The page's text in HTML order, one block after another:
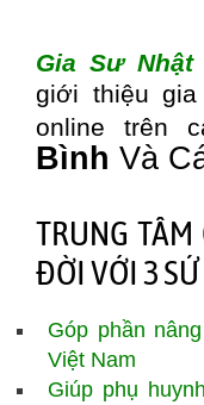
Gia Sư Nhật
giới thiệu
online trên
Bình Và
TRUNG
ĐỜI VỚI 3
Góp phần
Việt Nam
Giúp phụ